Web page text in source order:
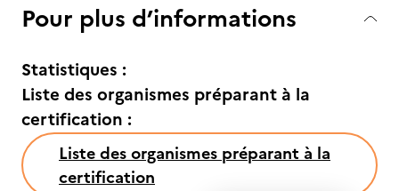
Pour plus d’informations
Statistiques :
Liste des organismes préparant à la
certification :
Liste des organismes préparant à la
certification